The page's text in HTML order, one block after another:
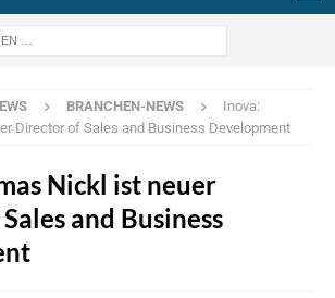
BRANCHEN-NEWS
Inova:
Director of Sales and Business Development
Nickl ist neuer
and Business